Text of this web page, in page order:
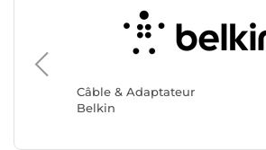
Câble & Adaptateur
Belkin